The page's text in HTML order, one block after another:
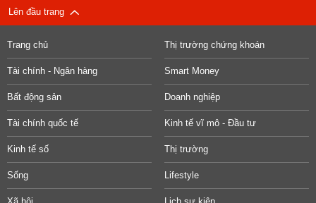
Lên đầu trang
Trang chủ Thị trường chứng khoán
Tài chính - Ngân hàng Smart Money
Bất động sản Doanh nghiệp
Tài chính quốc tế Kinh tế vĩ mô - Đầu tư
Kinh tế số Thị trường
Sống Lifestyle